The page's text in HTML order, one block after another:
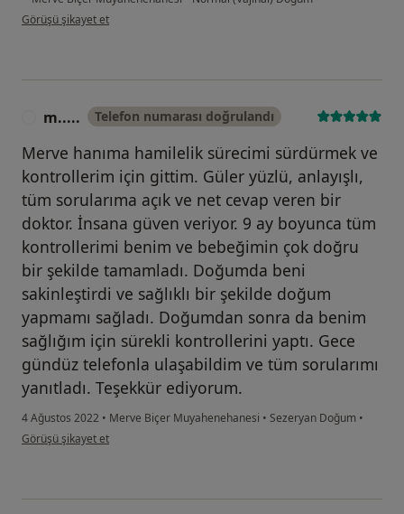
kullanıcının görüşüne göre bi....
Görüşü şikayet et
m..... Telefon numarası doğrulandı
Merve hanıma hamilelik sürecimi sürdürmek ve
kontrollerim için gittim. Güler yüzlü, anlayışlı,
tüm sorularıma açık ve net cevap veren bir
doktor. İnsana güven veriyor. 9 ay boyunca tüm
kontrollerimi benim ve bebeğimin çok doğru
bir şekilde tamamladı. Doğumda beni
sakinleştirdi ve sağlıklı bir şekilde doğum
yapmamı sağladı. Doğumdan sonra da benim
sağlığım için sürekli kontrollerini yaptı. Gece
gündüz telefonla ulaşabildim ve tüm sorularımı
yanıtladı. Teşekkür ediyorum.
4 Ağustos 2022 • Merve Biçer Muyahenehanesi • Sezeryan Doğum •
kullanıcının görüşüne göre m.....
Görüşü şikayet et